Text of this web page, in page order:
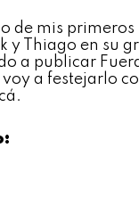
de mis primeros
y Thiago en su
a publicar
voy a festejarlo